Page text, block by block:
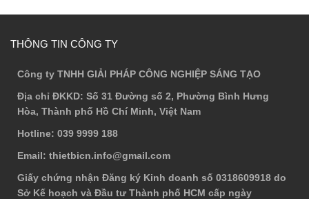
THÔNG TIN CÔNG TY
Công ty TNHH GIẢI PHÁP CÔNG NGHIỆP SÁNG TẠO
Địa chỉ ĐKKD: Số 31 Đường số 2, Phường Bình Hưng
Hòa, Thành phố Hồ Chí Minh, Việt Nam
Hotline: 039 9999 188
Email: thietbicn.info@gmail.com
Giấy chứng nhận Đăng ký Kinh doanh số 0318609918 do
Sở Kế hoạch và Đầu tư Thành phố HCM cấp ngày